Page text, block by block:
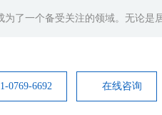
为了一个备受关注的领域。无论是
0769-6692 在线咨询